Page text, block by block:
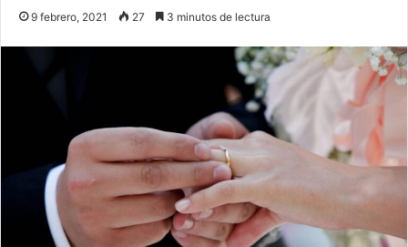
9 febrero, 2021 27 3 minutos de lectura